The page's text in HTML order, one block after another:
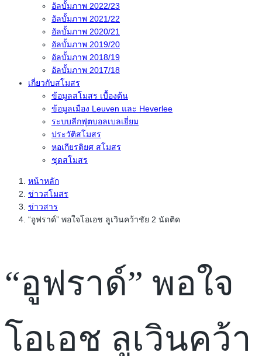
อัลบั้มภาพ 2022/23
อัลบั้มภาพ 2021/22
อัลบั้มภาพ 2020/21
อัลบั้มภาพ 2019/20
อัลบั้มภาพ 2018/19
อัลบั้มภาพ 2017/18
เกี่ยวกับสโมสร
ข้อมูลสโมสร เบื้องต้น
ข้อมูลเมือง Leuven และ Heverlee
ระบบลีกฟุตบอลเบลเยี่ยม
ประวัติสโมสร
หอเกียรติยศ สโมสร
ชุดสโมสร
หน้าหลัก
ข่าวสโมสร
ข่าวสาร
“อูฟราด์” พอใจโอเอช ลูเวินคว้าชัย 2 นัดติด
“อูฟราด์” พอใจ
โอเอช ลูเวินคว้า